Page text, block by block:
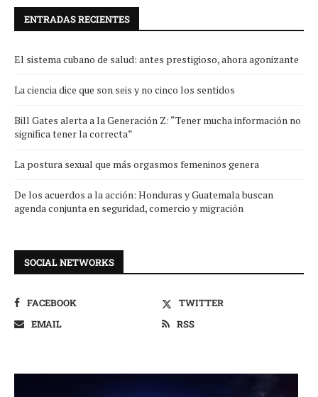
ENTRADAS RECIENTES
El sistema cubano de salud: antes prestigioso, ahora agonizante
La ciencia dice que son seis y no cinco los sentidos
Bill Gates alerta a la Generación Z: “Tener mucha información no
significa tener la correcta”
La postura sexual que más orgasmos femeninos genera
De los acuerdos a la acción: Honduras y Guatemala buscan
agenda conjunta en seguridad, comercio y migración
SOCIAL NETWORKS
FACEBOOK
TWITTER
EMAIL
RSS